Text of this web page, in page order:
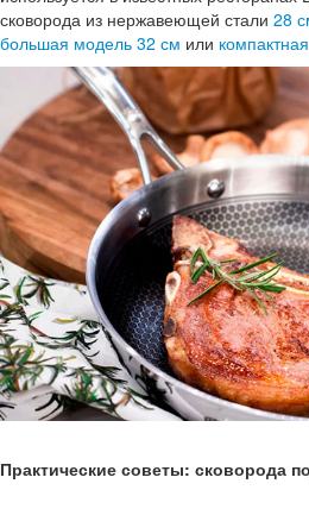
сковорода из нержавеющей стали 28
большая модель 32 см или
Практические советы: сковорода